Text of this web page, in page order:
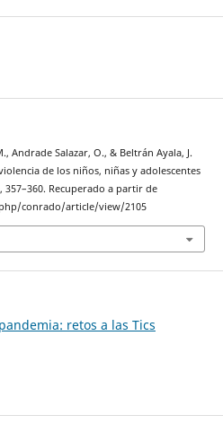
Andrade Salazar, O., & Beltrán Ayala, J.
de los niños, niñas y adolescentes
357–360. Recuperado a partir de
conrado/article/view/2105
retos a las Tics